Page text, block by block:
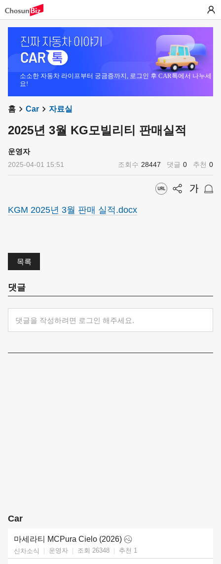
소소한 자동차 라이프부터 궁금증까지, 로그인 후 CAR톡에서 나누세
요!
홈 Car 자료실
2025년 3월 KG모빌리티 판매실적
운영자
2025-04-01 15:51 조회수 28447 댓글 0 추천 0
KGM 2025년 3월 판매 실적.docx
목록
댓글
댓글을 작성하려면 로그인 해주세요.
Car
마세라티 MCPura Cielo (2026)
신차소식 운영자 조회 26348 추천 1